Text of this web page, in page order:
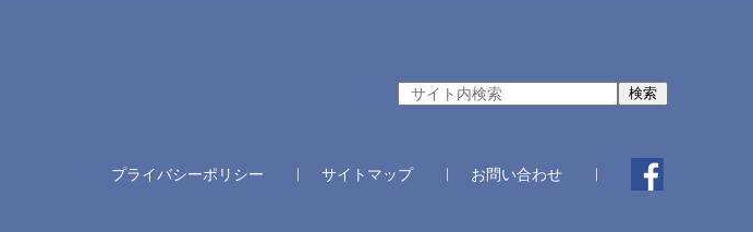
検索
プライバシーポリシー サイトマップ お問い合わせ